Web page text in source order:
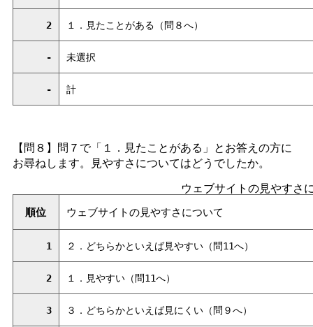
2 １．見たことがある（問８へ）
- 未選択
- 計
【問８】問７で「１．見たことがある」とお答えの方に
お尋ねします。見やすさについてはどうでしたか。
ウェブサイトの見やすさ
順位 ウェブサイトの見やすさについて
1 ２．どちらかといえば見やすい（問11へ）
2 １．見やすい（問11へ）
3 ３．どちらかといえば見にくい（問９へ）